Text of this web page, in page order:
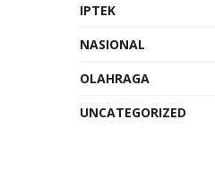
IPTEK
NASIONAL
OLAHRAGA
UNCATEGORIZED